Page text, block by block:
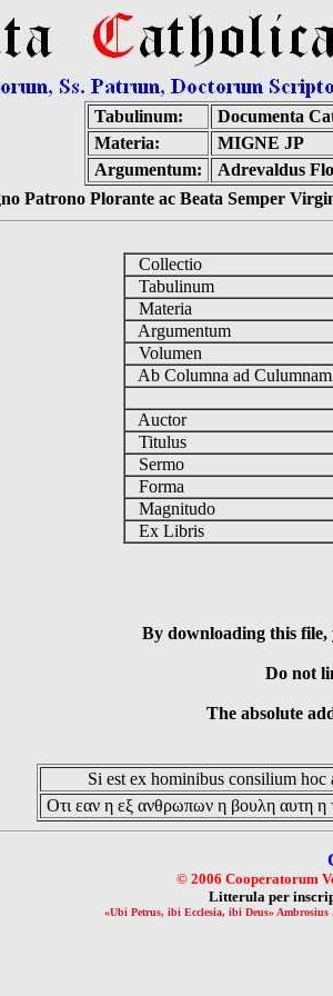
Tabulinum:
Documenta
Materia:
MIGNE JP
Argumentum:
Adrevaldus
Patrono Plorante ac Beata Semper
Collectio
Tabulinum
Materia
Argumentum
Volumen
Ab Columna ad Culumnam
Auctor
Titulus
Sermo
Forma
Magnitudo
Ex Libris
By downloading this
Do not
The absolute
Si est ex hominibus consilium
Οτι εαν η εξ ανθρωπων η βουλη αυτη η
© 2006 Cooperatorum
Litterula per
«Ubi Petrus, ibi Ecclesia, ibi Deus»